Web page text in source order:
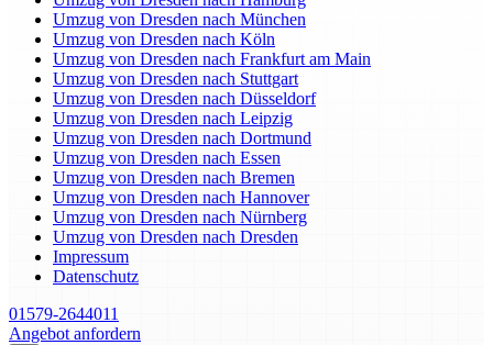
Umzug von Dresden nach München
Umzug von Dresden nach Köln
Umzug von Dresden nach Frankfurt am Main
Umzug von Dresden nach Stuttgart
Umzug von Dresden nach Düsseldorf
Umzug von Dresden nach Leipzig
Umzug von Dresden nach Dortmund
Umzug von Dresden nach Essen
Umzug von Dresden nach Bremen
Umzug von Dresden nach Hannover
Umzug von Dresden nach Nürnberg
Umzug von Dresden nach Dresden
Impressum
Datenschutz
01579-2644011
Angebot anfordern